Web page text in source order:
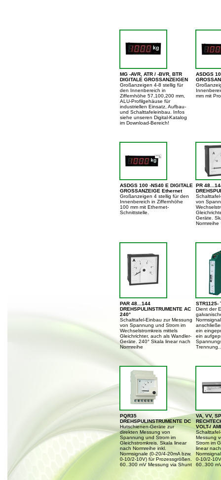
MG -AVR, ATR / -BVR, BTR
DIGITALE GROSSANZEIGEN
Großanzeigen 4-8 stellig für
den Innenbereich in
Ziffernhöhe 57,100,200 mm,
ALU-Profilgehäuse für
industriellen Einsatz, Aufbau-
und Schalttafeleinbau. Infos
siehe unseren Digital-Katalog
im Download-Bereich!
ASDGS
mm mit
ASDGS 100 -NS40 E DIGITALE
GROSSANZEIGE Ethernet
Großanzeigen 4 stellig für den
Innenbereich in Ziffernhöhe
100 mm mit Ethernet-
Schnittstelle.
PR
von
Geräte.
Normreihe
PAR 48...144
DREHSPULINSTRUMENTE AC
240°
Schalttafel-Einbau zur Messung
von Spannung und Strom im
Wechselstromkreis mittels
Gleichrichter, auch als Wandler-
Geräte. 240° Skala linear nach
Normreihe
STR1125-
Dient der
ein
ein
PQR35
DREHSPULINSTRUMENTE DC
Hutschienen-Geräte zur
direkten Messung von
Spannung und Strom im
Gleichstromkreis. Skala linear
nach Normreihe inkl.
Normsignale (0-20/4-20mA bzw.
0-10/2-10V) für Prozessgrößen.
60..300 mV Messung via Shunt
VA, VV,
VOLT-/
Messung
Strom im
linear
0-10/2-
60..300